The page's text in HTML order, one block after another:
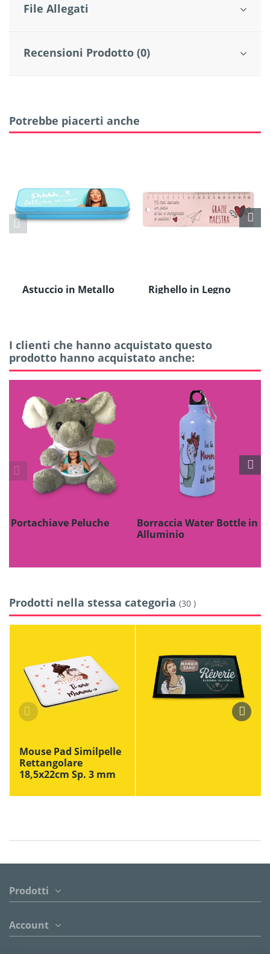
File Allegati
Recensioni Prodotto (0)
Potrebbe piacerti anche
Astuccio in Metallo Righello in Legno
I clienti che hanno acquistato questo
prodotto hanno acquistato anche:
Portachiave Peluche
Borraccia Water Bottle in
Alluminio
Prodotti nella stessa categoria (30 )
Mouse Pad Similpelle
Rettangolare
18,5x22cm Sp. 3 mm
Prodotti
Account